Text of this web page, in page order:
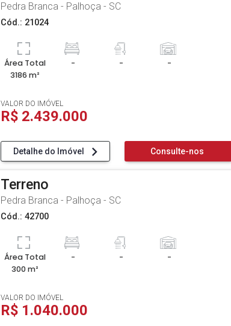
Pedra Branca - Palhoça - SC
Cód.: 21024
Área Total
3186 m²
- - -
VALOR DO IMÓVEL
R$ 2.439.000
Detalhe do Imóvel Consulte-nos
Terreno
Pedra Branca - Palhoça - SC
Cód.: 42700
Área Total
300 m²
- - -
VALOR DO IMÓVEL
R$ 1.040.000